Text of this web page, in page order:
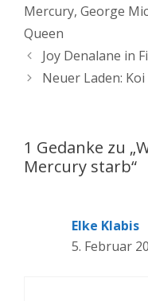
Mercury, George
Queen
Beitrags-
Navigation
Joy Denalane in
Neuer Laden: Koi
1 Gedanke zu
Mercury starb“
Elke Klabis
5. Februar